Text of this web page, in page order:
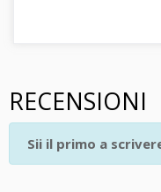
RECENSIONI
Sii il primo a